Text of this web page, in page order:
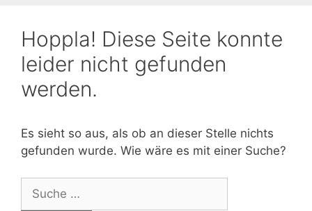
Hoppla! Diese Seite konnte
leider nicht gefunden
werden.
Es sieht so aus, als ob an dieser Stelle nichts
gefunden wurde. Wie wäre es mit einer Suche?
nach: